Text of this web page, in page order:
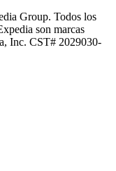
Group. Todos los
son marcas
Inc. CST# 2029030-